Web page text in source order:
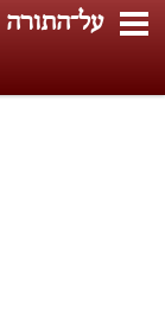
על־התורה